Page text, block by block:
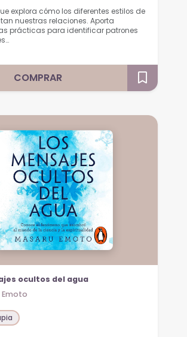
explora cómo los diferentes estilos de
nuestras relaciones. Aporta
prácticas para identificar patrones
COMPRAR
ocultos del agua